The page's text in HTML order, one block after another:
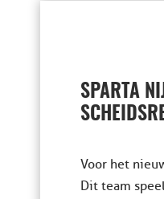
SPARTA
Voor het
Dit team